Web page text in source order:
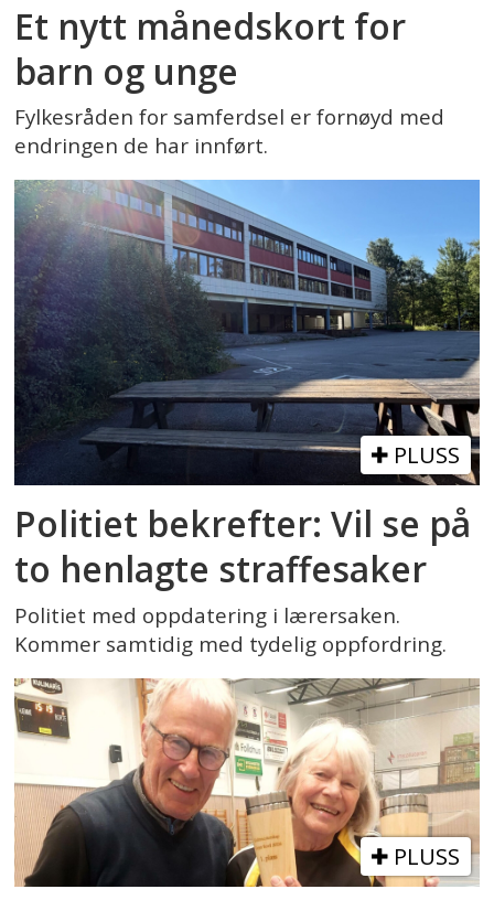
Et nytt månedskort for
barn og unge
Fylkesråden for samferdsel er fornøyd med
endringen de har innført.
PLUSS
Politiet bekrefter: Vil se på
to henlagte straffesaker
Politiet med oppdatering i lærersaken.
Kommer samtidig med tydelig oppfordring.
PLUSS